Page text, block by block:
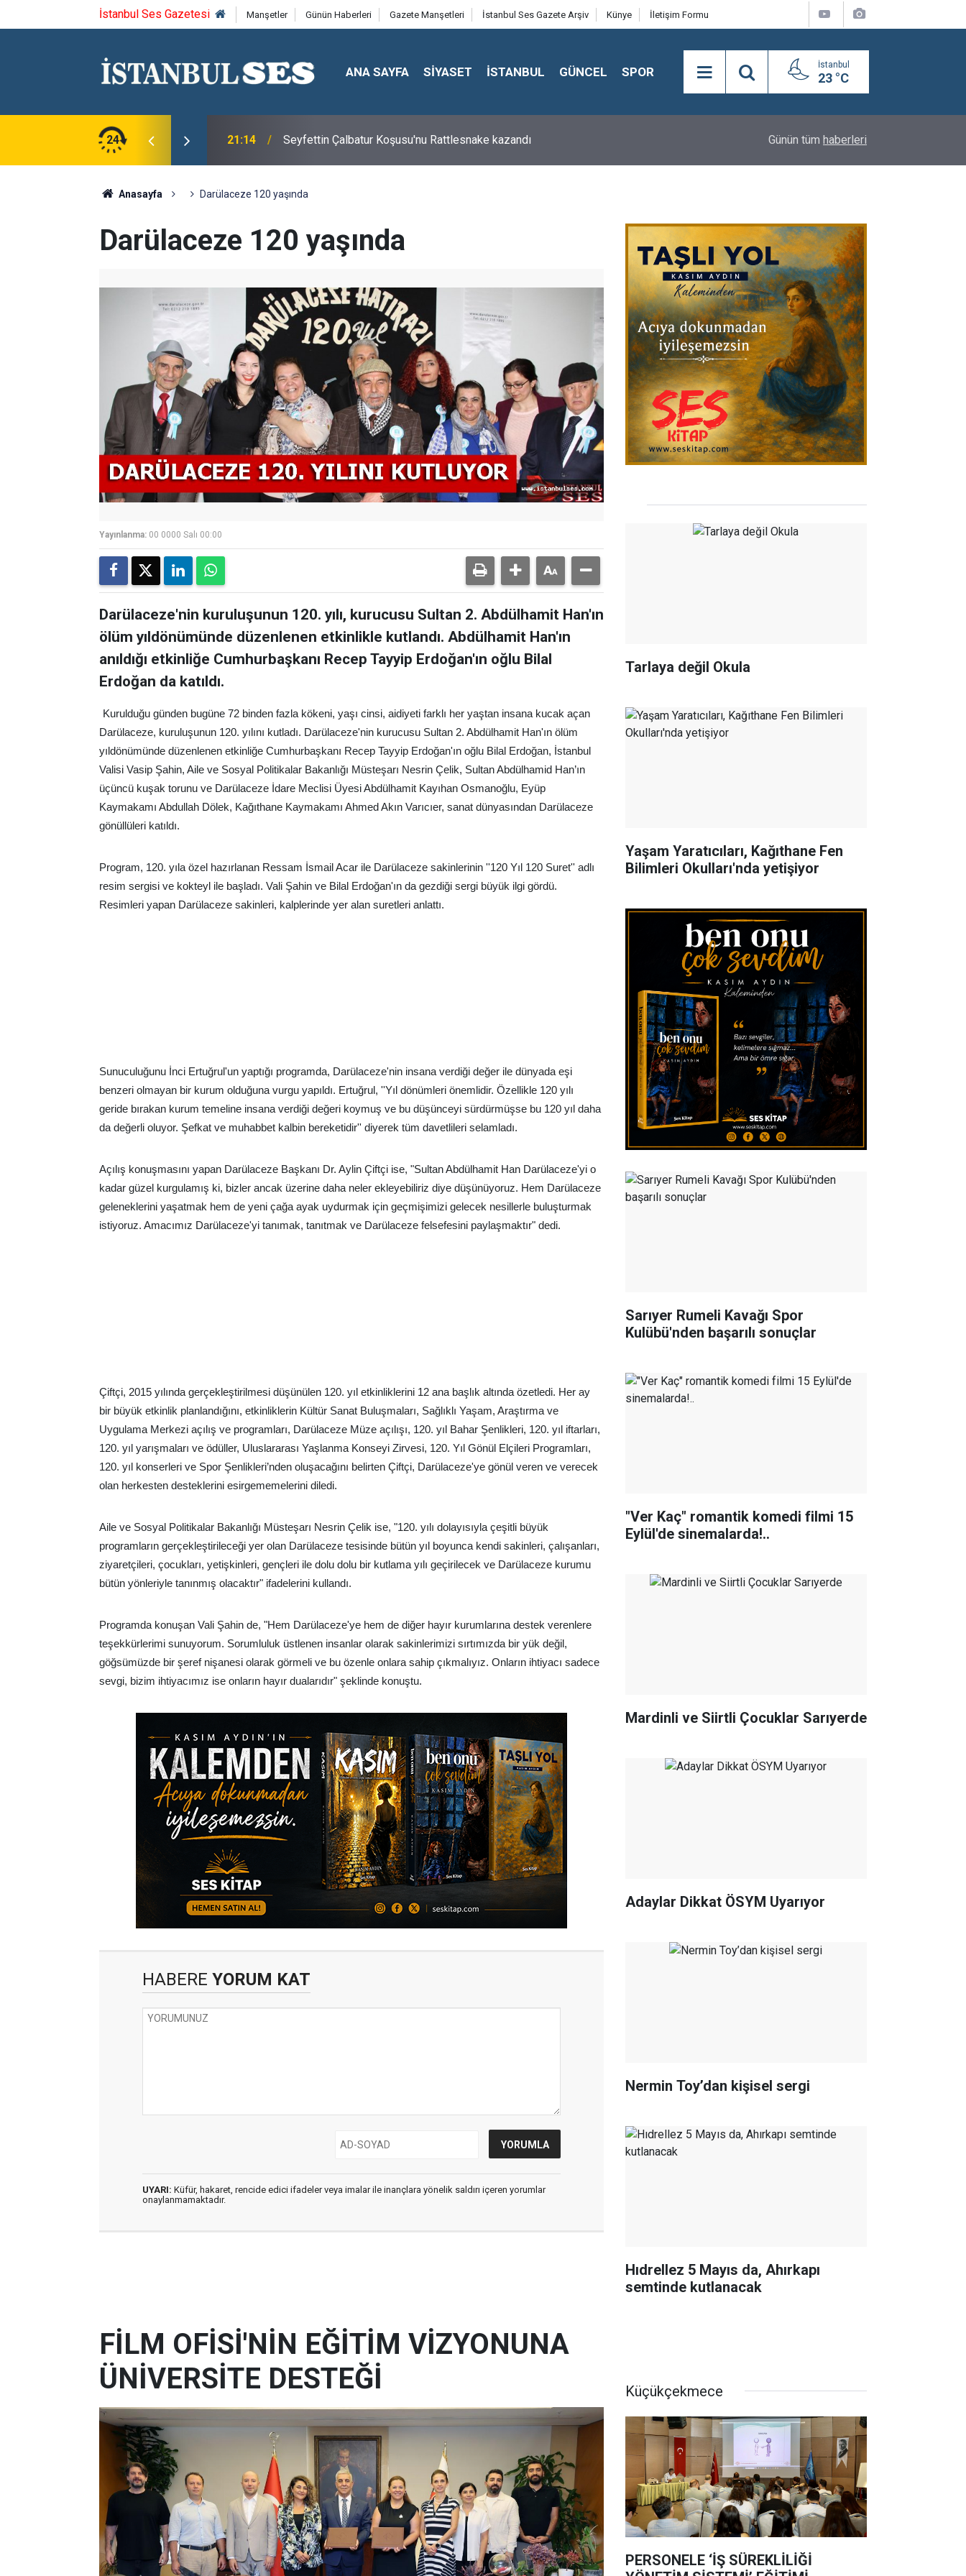
İstanbul Ses Gazetesi Manşetler Günün Haberleri Gazete Manşetleri İstanbul Ses Gazete Arşiv Künye İletişim Formu
ANA SAYFA SİYASET İSTANBUL GÜNCEL SPOR İstanbul
23 °C
24
saygıyla anıyoruz 21:14 Seyfettin Çalbatur Koşusu'nu Rattlesnake kazandı Semra Dinçer, Kapıkule Sınır Kapısı'nda
Günün tüm haberleri
Anasayfa Darülaceze 120 yaşında
Darülaceze 120 yaşında
Yayınlanma: 00 0000 Salı 00:00
Darülaceze'nin kuruluşunun 120. yılı, kurucusu Sultan 2. Abdülhamit Han'ın
ölüm yıldönümünde düzenlenen etkinlikle kutlandı. Abdülhamit Han'ın
anıldığı etkinliğe Cumhurbaşkanı Recep Tayyip Erdoğan'ın oğlu Bilal
Erdoğan da katıldı.
Kurulduğu günden bugüne 72 binden fazla kökeni, yaşı cinsi, aidiyeti farklı her yaştan insana kucak açan
Darülaceze, kuruluşunun 120. yılını kutladı. Darülaceze'nin kurucusu Sultan 2. Abdülhamit Han'ın ölüm
yıldönümünde düzenlenen etkinliğe Cumhurbaşkanı Recep Tayyip Erdoğan'ın oğlu Bilal Erdoğan, İstanbul
Valisi Vasip Şahin, Aile ve Sosyal Politikalar Bakanlığı Müsteşarı Nesrin Çelik, Sultan Abdülhamid Han’ın
üçüncü kuşak torunu ve Darülaceze İdare Meclisi Üyesi Abdülhamit Kayıhan Osmanoğlu, Eyüp
Kaymakamı Abdullah Dölek, Kağıthane Kaymakamı Ahmed Akın Varıcıer, sanat dünyasından Darülaceze
gönüllüleri katıldı.
Program, 120. yıla özel hazırlanan Ressam İsmail Acar ile Darülaceze sakinlerinin ''120 Yıl 120 Suret'' adlı
resim sergisi ve kokteyl ile başladı. Vali Şahin ve Bilal Erdoğan'ın da gezdiği sergi büyük ilgi gördü.
Resimleri yapan Darülaceze sakinleri, kalplerinde yer alan suretleri anlattı.
Sunuculuğunu İnci Ertuğrul'un yaptığı programda, Darülaceze'nin insana verdiği değer ile dünyada eşi
benzeri olmayan bir kurum olduğuna vurgu yapıldı. Ertuğrul, ''Yıl dönümleri önemlidir. Özellikle 120 yılı
geride bırakan kurum temeline insana verdiği değeri koymuş ve bu düşünceyi sürdürmüşse bu 120 yıl daha
da değerli oluyor. Şefkat ve muhabbet kalbin bereketidir'' diyerek tüm davetlileri selamladı.
Açılış konuşmasını yapan Darülaceze Başkanı Dr. Aylin Çiftçi ise, "Sultan Abdülhamit Han Darülaceze'yi o
kadar güzel kurgulamış ki, bizler ancak üzerine daha neler ekleyebiliriz diye düşünüyoruz. Hem Darülaceze
geleneklerini yaşatmak hem de yeni çağa ayak uydurmak için geçmişimizi gelecek nesillerle buluşturmak
istiyoruz. Amacımız Darülaceze'yi tanımak, tanıtmak ve Darülaceze felsefesini paylaşmaktır" dedi.
Çiftçi, 2015 yılında gerçekleştirilmesi düşünülen 120. yıl etkinliklerini 12 ana başlık altında özetledi. Her ay
bir büyük etkinlik planlandığını, etkinliklerin Kültür Sanat Buluşmaları, Sağlıklı Yaşam, Araştırma ve
Uygulama Merkezi açılış ve programları, Darülaceze Müze açılışı, 120. yıl Bahar Şenlikleri, 120. yıl iftarları,
120. yıl yarışmaları ve ödüller, Uluslararası Yaşlanma Konseyi Zirvesi, 120. Yıl Gönül Elçileri Programları,
120. yıl konserleri ve Spor Şenlikleri’nden oluşacağını belirten Çiftçi, Darülaceze'ye gönül veren ve verecek
olan herkesten desteklerini esirgememelerini diledi.
Aile ve Sosyal Politikalar Bakanlığı Müsteşarı Nesrin Çelik ise, "120. yılı dolayısıyla çeşitli büyük
programların gerçekleştirileceği yer olan Darülaceze tesisinde bütün yıl boyunca kendi sakinleri, çalışanları,
ziyaretçileri, çocukları, yetişkinleri, gençleri ile dolu dolu bir kutlama yılı geçirilecek ve Darülaceze kurumu
bütün yönleriyle tanınmış olacaktır" ifadelerini kullandı.
Programda konuşan Vali Şahin de, "Hem Darülaceze'ye hem de diğer hayır kurumlarına destek verenlere
teşekkürlerimi sunuyorum. Sorumluluk üstlenen insanlar olarak sakinlerimizi sırtımızda bir yük değil,
göğsümüzde bir şeref nişanesi olarak görmeli ve bu özenle onlara sahip çıkmalıyız. Onların ihtiyacı sadece
sevgi, bizim ihtiyacımız ise onların hayır dualarıdır" şeklinde konuştu.
HABERE YORUM KAT
UYARI: Küfür, hakaret, rencide edici ifadeler veya imalar ile inançlara yönelik saldırı içeren yorumlar
onaylanmamaktadır.
Tarlaya değil Okula
Yaşam Yaratıcıları, Kağıthane Fen
Bilimleri Okulları'nda yetişiyor
Sarıyer Rumeli Kavağı Spor
Kulübü'nden başarılı sonuçlar
"Ver Kaç" romantik komedi filmi 15
Eylül'de sinemalarda!..
Mardinli ve Siirtli Çocuklar Sarıyerde
Adaylar Dikkat ÖSYM Uyarıyor
Nermin Toy’dan kişisel sergi
Hıdrellez 5 Mayıs da, Ahırkapı
semtinde kutlanacak
FİLM OFİSİ'NİN EĞİTİM VİZYONUNA
ÜNİVERSİTE DESTEĞİ
Küçükçekmece
PERSONELE ‘İŞ SÜREKLİLİĞİ